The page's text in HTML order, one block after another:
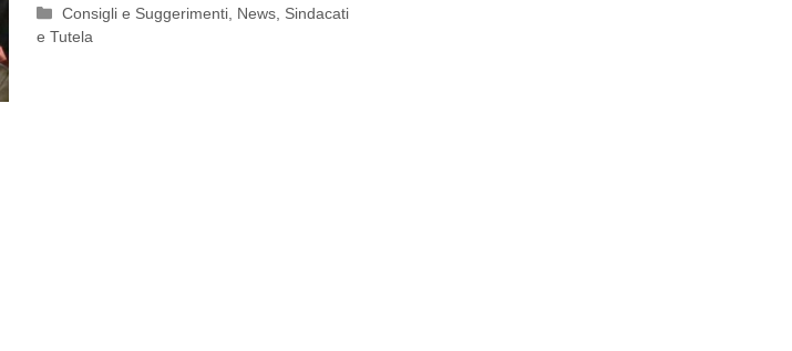
Categorie
Consigli e Suggerimenti News Sindacati
e Tutela